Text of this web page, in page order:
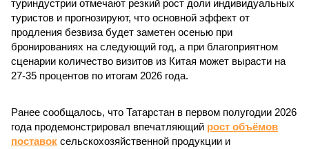
туриндустрии отмечают резкий рост доли индивидуальных
туристов и прогнозируют, что основной эффект от
продления безвиза будет заметен осенью при
бронированиях на следующий год, а при благоприятном
сценарии количество визитов из Китая может вырасти на
27-35 процентов по итогам 2026 года.
Ранее сообщалось, что Татарстан в первом полугодии 2026
года продемонстрировал впечатляющий рост объёмов
поставок сельскохозяйственной продукции и